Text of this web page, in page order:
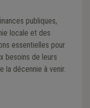
publiques,
locale et des
essentielles pour
besoins de leurs
la décennie à venir.